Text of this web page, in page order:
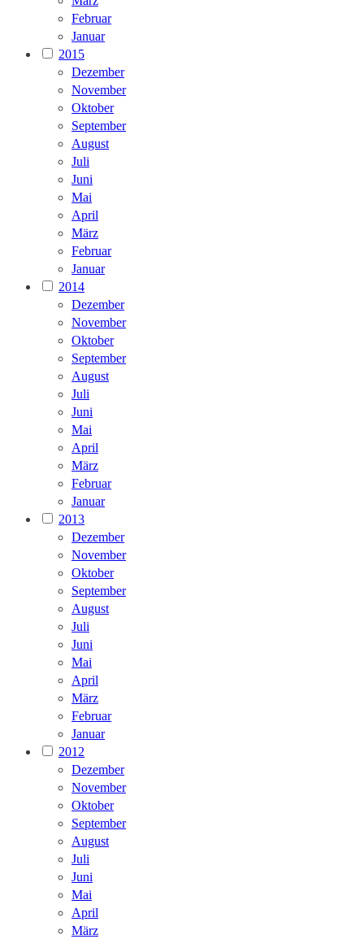
Februar
Januar
2015
Dezember
November
Oktober
September
August
Juli
Juni
Mai
April
März
Februar
Januar
2014
Dezember
November
Oktober
September
August
Juli
Juni
Mai
April
März
Februar
Januar
2013
Dezember
November
Oktober
September
August
Juli
Juni
Mai
April
März
Februar
Januar
2012
Dezember
November
Oktober
September
August
Juli
Juni
Mai
April
März